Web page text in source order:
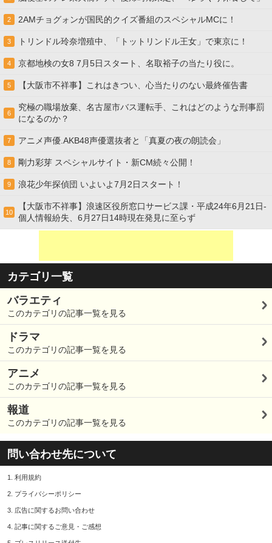
2 2AMチョグォンが国民的クイズ番組のスペシャルMCに！
3 トリンドル玲奈増殖中、「トットリンドル王女」で東京に！
4 京都地検の女8 7月5日スタート、名取裕子の当たり役に。
5 【大阪市不祥事】これはきつい、心当たりのない最終催告書
6
究極の職場放棄、名古屋市バス運転手、これはどのような刑事罰
になるのか？
7 アニメ声優.AKB48声優選抜者と「真夏の夜の朗読会」
8 剛力彩芽 スペシャルサイト・新CM続々公開！
9 浪花少年探偵団 いよいよ7月2日スタート！
10
【大阪市不祥事】浪速区役所窓口サービス課・平成24年6月21日-
個人情報紛失、6月27日14時現在発見に至らず
カテゴリ一覧
バラエティ
このカテゴリの記事一覧を見る
ドラマ
このカテゴリの記事一覧を見る
アニメ
このカテゴリの記事一覧を見る
報道
このカテゴリの記事一覧を見る
問い合わせ先について
1. 利用規約
2. プライバシーポリシー
3. 広告に関するお問い合わせ
4. 記事に関するご意見・ご感想